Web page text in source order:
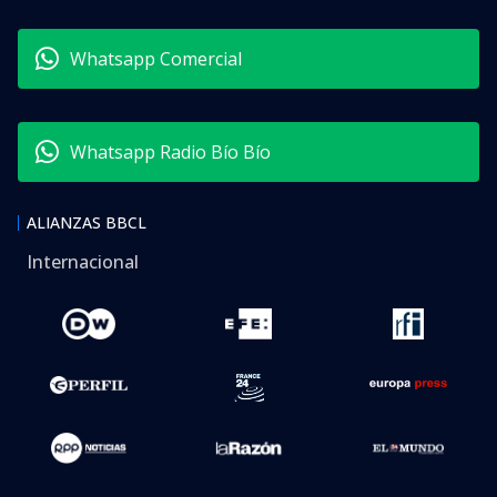
Whatsapp Comercial
Whatsapp Radio Bío Bío
ALIANZAS BBCL
Internacional